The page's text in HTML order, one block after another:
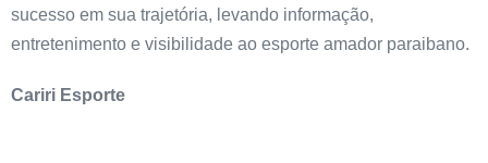
sucesso em sua trajetória, levando informação,
entretenimento e visibilidade ao esporte amador paraibano.
Cariri Esporte